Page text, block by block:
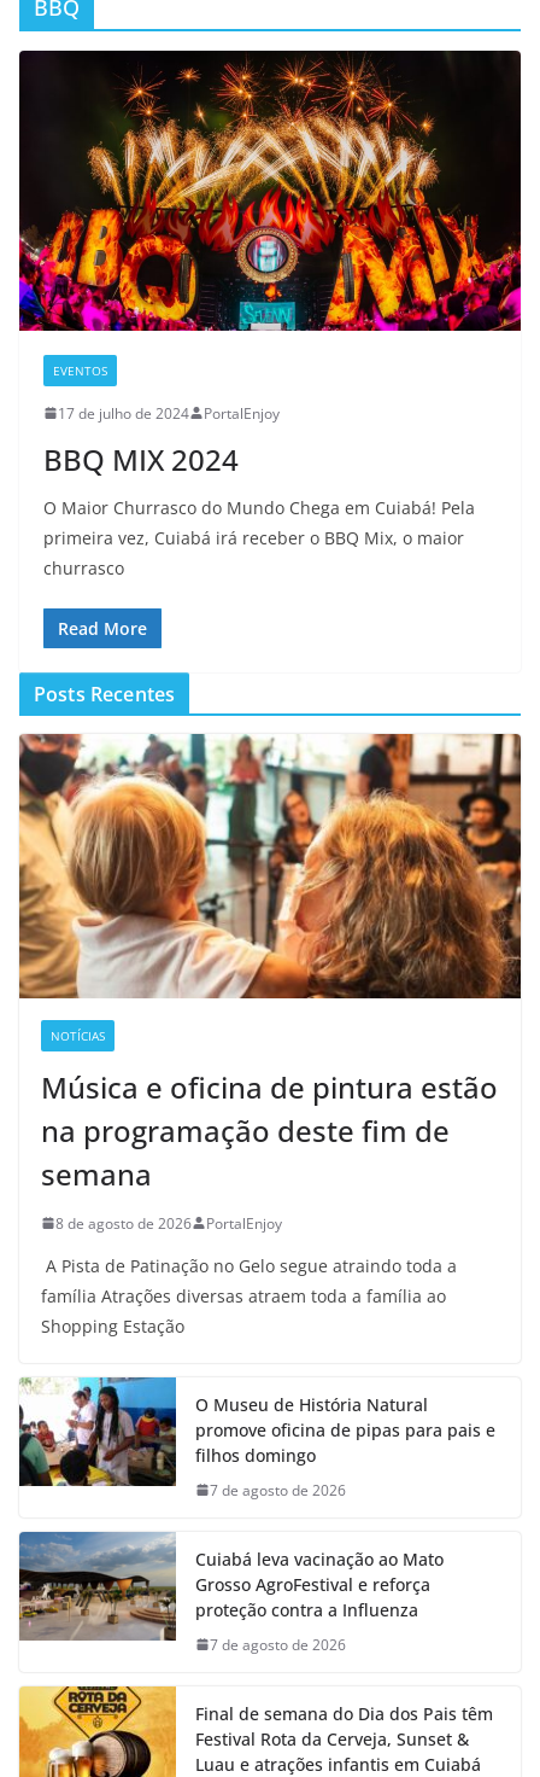
BBQ
EVENTOS
17 de julho de 2024 PortalEnjoy
BBQ MIX 2024
O Maior Churrasco do Mundo Chega em Cuiabá! Pela
primeira vez, Cuiabá irá receber o BBQ Mix, o maior
churrasco
Read More
Posts Recentes
NOTÍCIAS
Música e oficina de pintura estão
na programação deste fim de
semana
8 de agosto de 2026 PortalEnjoy
A Pista de Patinação no Gelo segue atraindo toda a
família Atrações diversas atraem toda a família ao
Shopping Estação
O Museu de História Natural
promove oficina de pipas para pais e
filhos domingo
7 de agosto de 2026
Cuiabá leva vacinação ao Mato
Grosso AgroFestival e reforça
proteção contra a Influenza
7 de agosto de 2026
Final de semana do Dia dos Pais têm
Festival Rota da Cerveja, Sunset &
Luau e atrações infantis em Cuiabá